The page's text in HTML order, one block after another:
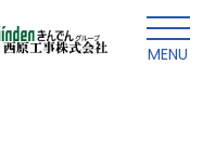
MENU